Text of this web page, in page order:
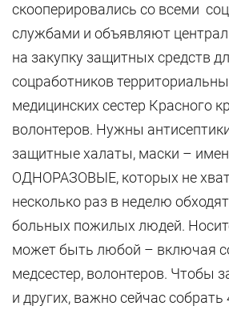
скооперировались со всеми
службами и объявляют
на закупку защитных средств
соцработников
медицинских сестер Красного
волонтеров. Нужны
защитные халаты, маски –
ОДНОРАЗОВЫЕ, которых не
несколько раз в неделю
больных пожилых людей.
может быть любой – включая
медсестер, волонтеров. Чтобы
и других, важно сейчас собрать